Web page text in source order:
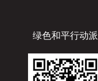
绿色和平行动派